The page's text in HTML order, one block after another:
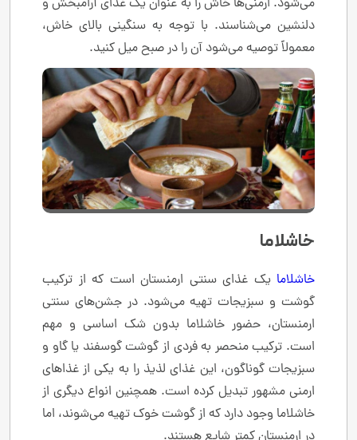
می‌شود. ارمنی‌ها خاش را به عنوان یک غذای آرامبخش و
دلنشین می‌شناسند. با توجه به سنگینی بالای خاش،
معمولاً توصیه می‌شود آن را در صبح میل کنید.
خاشلاما
خاشلاما یک غذای سنتی ارمنستان است که از ترکیب
گوشت و سبزیجات تهیه می‌شود. در جشن‌های سنتی
ارمنستان، حضور خاشلاما بدون شک اساسی و مهم
است. ترکیب منحصر به فردی از گوشت گوسفند یا گاو و
سبزیجات گوناگون، این غذای لذیذ را به یکی از غذاهای
ارمنی مشهور تبدیل کرده است. همچنین انواع دیگری از
خاشلاما وجود دارد که از گوشت خوک تهیه می‌شوند، اما